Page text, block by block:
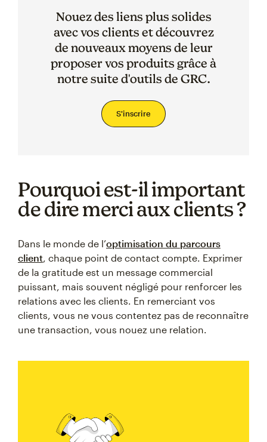
Nouez des liens plus solides
avec vos clients et découvrez
de nouveaux moyens de leur
proposer vos produits grâce à
notre suite d'outils de GRC.
S'inscrire
Pourquoi est-il important
de dire merci aux clients ?
Dans le monde de l’optimisation du parcours
client, chaque point de contact compte. Exprimer
de la gratitude est un message commercial
puissant, mais souvent négligé pour renforcer les
relations avec les clients. En remerciant vos
clients, vous ne vous contentez pas de reconnaître
une transaction, vous nouez une relation.